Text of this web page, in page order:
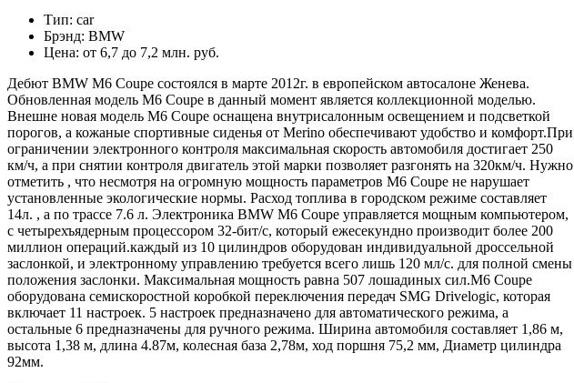
Тип: car
Брэнд: BMW
Цена: от 6,7 до 7,2 млн. руб.
Дебют BMW M6 Coupe состоялся в марте 2012г. в европейском автосалоне Женева.
Обновленная модель M6 Coupe в данный момент является коллекционной моделью.
Внешне новая модель M6 Coupe оснащена внутрисалонным освещением и подсветкой
порогов, а кожаные спортивные сиденья от Merino обеспечивают удобство и комфорт.При
ограничении электронного контроля максимальная скорость автомобиля достигает 250
км/ч, а при снятии контроля двигатель этой марки позволяет разгонять на 320км/ч. Нужно
отметить , что несмотря на огромную мощность параметров M6 Coupe не нарушает
установленные экологические нормы. Расход топлива в городском режиме составляет
14л. , а по трассе 7.6 л. Электроника BMW M6 Coupe управляется мощным компьютером,
с четырехъядерным процессором 32-бит/с, который ежесекундно производит более 200
миллион операций.каждый из 10 цилиндров оборудован индивидуальной дроссельной
заслонкой, и электронному управлению требуется всего лишь 120 мл/с. для полной смены
положения заслонки. Максимальная мощность равна 507 лошадиных сил.M6 Coupe
оборудована семискоростной коробкой переключения передач SMG Drivelogic, которая
включает 11 настроек. 5 настроек предназначено для автоматического режима, а
остальные 6 предназначены для ручного режима. Ширина автомобиля составляет 1,86 м,
высота 1,38 м, длина 4.87м, колесная база 2,78м, ход поршня 75,2 мм, Диаметр цилиндра
92мм.